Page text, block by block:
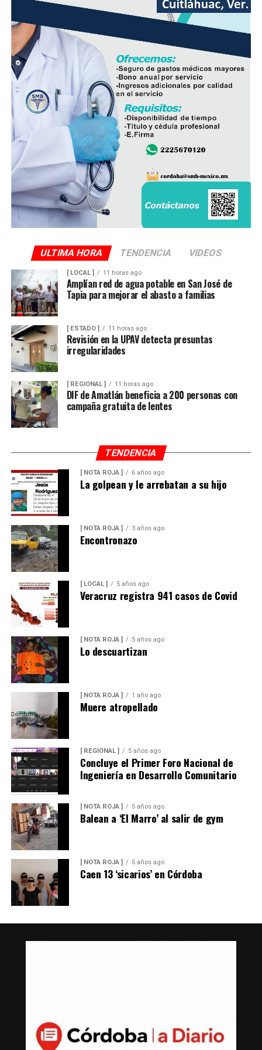
Asimismo, adelantó que la próxima semana presentará
ante la presidenta Claudia Sheinbaum Pardo una
propuesta para que el Gobierno Federal intervenga y
analice opciones que permitan rescatar el ingenio y
preservar una de las principales fuentes de empleo de la
región.
De acuerdo con las estimaciones de la UNPCA, el cierre
del Ingenio San Pedro representa un impacto
económico superior a los mil millones de pesos, cifra
que amenaza con afectar de manera directa la actividad
productiva y el sustento de miles de familias
veracruzanas ligadas al sector azucarero.
ULTIMA HORA TENDENCIA VIDEOS
[ LOCAL ] 11 horas ago
Amplían red de agua potable en San José de
Tapia para mejorar el abasto a familias
[ ESTADO ] 11 horas ago
Revisión en la UPAV detecta presuntas
irregularidades
[ REGIONAL ] 11 horas ago
DIF de Amatlán beneficia a 200 personas con
campaña gratuita de lentes
TENDENCIA
[ NOTA ROJA ] 6 años ago
La golpean y le arrebatan a su hijo
[ NOTA ROJA ] 3 años ago
Encontronazo
[ LOCAL ] 5 años ago
Veracruz registra 941 casos de Covid
[ NOTA ROJA ] 5 años ago
Lo descuartizan
[ NOTA ROJA ] 1 año ago
Muere atropellado
[ REGIONAL ] 5 años ago
Concluye el Primer Foro Nacional de
Ingeniería en Desarrollo Comunitario
[ NOTA ROJA ] 5 años ago
Balean a ‘El Marro’ al salir de gym
[ NOTA ROJA ] 5 años ago
Caen 13 ‘sicarios’ en Córdoba